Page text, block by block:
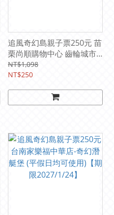
追風奇幻島親子票250元 苗
栗尚順購物中心 齒輪城市
(追風奇幻島集團) (平假日
均可使用) 【期限
NT$1,098
NT$250